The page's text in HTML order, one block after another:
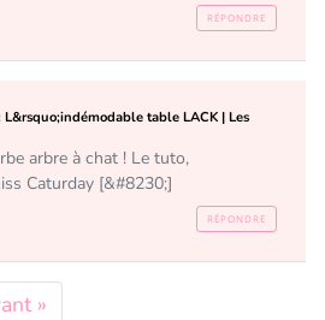
RÉPONDRE
table LACK | Les
arbre à chat ! Le tuto,
Caturday [&#8230;]
RÉPONDRE
»